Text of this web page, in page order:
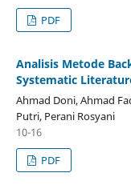
PDF
Analisis Metode
Systematic
Ahmad Doni, Ahmad
Putri, Perani Rosyani
10-16
PDF